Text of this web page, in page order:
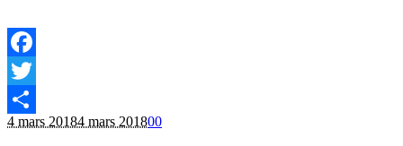
Facebook
Twitter
Partager
4 mars 20184 mars 201800